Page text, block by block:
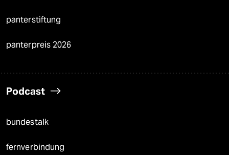
panterstiftung
panterpreis 2026
Podcast
bundestalk
fernverbindung